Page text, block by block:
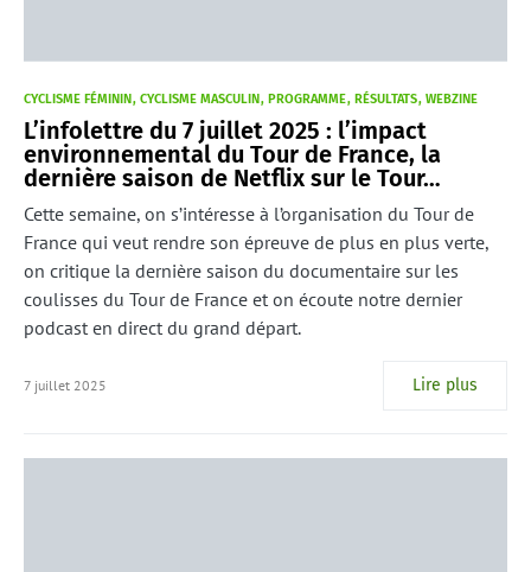
CYCLISME FÉMININ CYCLISME MASCULIN PROGRAMME RÉSULTATS WEBZINE
L’infolettre du 7 juillet 2025 : l’impact
environnemental du Tour de France, la
dernière saison de Netflix sur le Tour…
Cette semaine, on s’intéresse à l’organisation du Tour de
France qui veut rendre son épreuve de plus en plus verte,
on critique la dernière saison du documentaire sur les
coulisses du Tour de France et on écoute notre dernier
podcast en direct du grand départ.
7 juillet 2025 Lire plus